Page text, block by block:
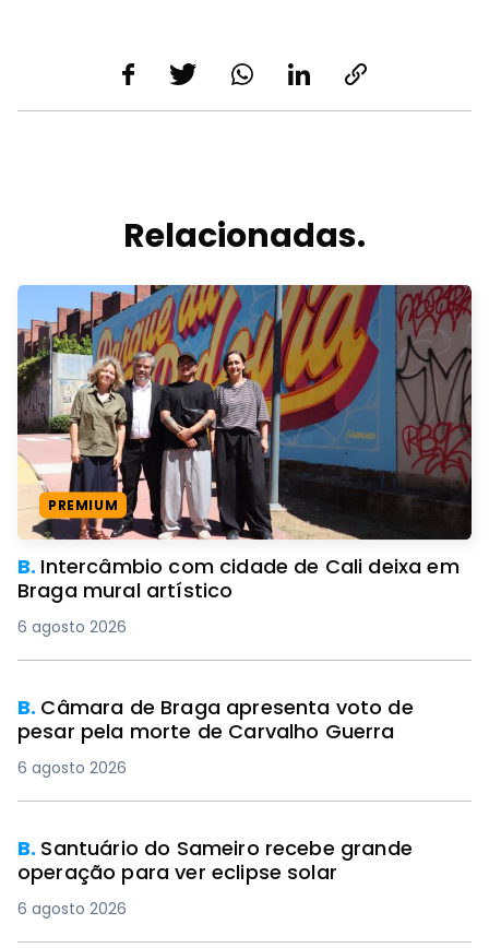
Relacionadas.
PREMIUM
B. Intercâmbio com cidade de Cali deixa em
Braga mural artístico
6 agosto 2026
B. Câmara de Braga apresenta voto de
pesar pela morte de Carvalho Guerra
6 agosto 2026
B. Santuário do Sameiro recebe grande
operação para ver eclipse solar
6 agosto 2026